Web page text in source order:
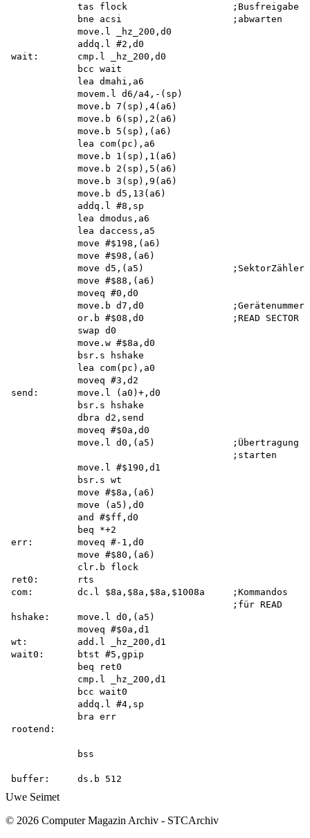
            tas flock                   ;Busfreigabe
            bne acsi                    ;abwarten
            move.l _hz_200,d0
            addq.l #2,d0
wait:       cmp.l _hz_200,d0
            bcc wait
            lea dmahi,a6
            movem.l d6/a4,-(sp)
            move.b 7(sp),4(a6)
            move.b 6(sp),2(a6)
            move.b 5(sp),(a6)
            lea com(pc),a6
            move.b 1(sp),1(a6)
            move.b 2(sp),5(a6)
            move.b 3(sp),9(a6)
            move.b d5,13(a6)
            addq.l #8,sp
            lea dmodus,a6
            lea daccess,a5
            move #$198,(a6)
            move #$98,(a6)
            move d5,(a5)                ;SektorZähler
            move #$88,(a6)
            moveq #0,d0
            move.b d7,d0                ;Gerätenummer
            or.b #$08,d0                ;READ SECTOR
            swap d0
            move.w #$8a,d0
            bsr.s hshake
            lea com(pc),a0
            moveq #3,d2
send:       move.l (a0)+,d0
            bsr.s hshake
            dbra d2,send
            moveq #$0a,d0
            move.l d0,(a5)              ;Übertragung
                                        ;starten
            move.l #$190,d1
            bsr.s wt
            move #$8a,(a6)
            move (a5),d0
            and #$ff,d0
            beq *+2
err:        moveq #-1,d0
            move #$80,(a6)
            clr.b flock
ret0:       rts
com:        dc.l $8a,$8a,$8a,$1008a     ;Kommandos
                                        ;für READ
hshake:     move.l d0,(a5)
            moveq #$0a,d1
wt:         add.l _hz_200,d1
wait0:      btst #5,gpip
            beq ret0
            cmp.l _hz_200,d1
            bcc wait0
            addq.l #4,sp
            bra err
rootend:
            bss
Uwe Seimet
© 2026 Computer Magazin Archiv - STCArchiv